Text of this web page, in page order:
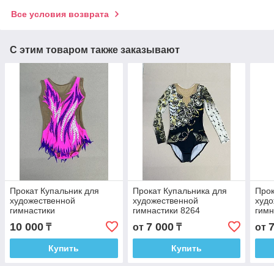
Все условия возврата
С этим товаром также заказывают
Прокат Купальник для
художественной
гимнастики
10 000 ₸
Купить
Прокат Купальника для
художественной
гимнастики 8264
от 7 000₸
Купить
от